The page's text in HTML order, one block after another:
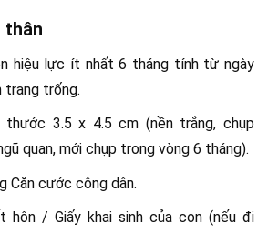
thân
hiệu lực ít nhất 6 tháng tính từ ngày
trang trống.
3.5 x 4.5 cm (nền trắng, chụp
quan, mới chụp trong vòng 6 tháng).
Căn cước công dân.
hôn / Giấy khai sinh của con (nếu đi